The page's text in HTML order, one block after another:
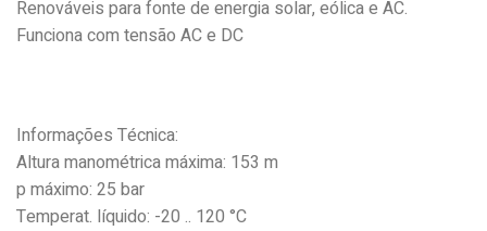
Renováveis para fonte de energia solar, eólica e AC.
Funciona com tensão AC e DC
Informações Técnica:
Altura manométrica máxima: 153 m
p máximo: 25 bar
Temperat. líquido: -20 .. 120 °C